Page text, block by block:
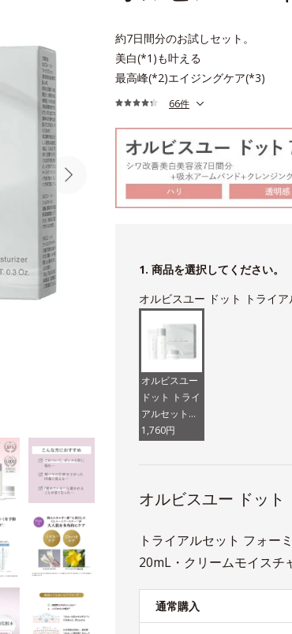
約7日間分のお試しセット。
美白(*1)も叶える
最高峰(*2)エイジングケア(*3)
66件
1. 商品を選択してください。
オルビスユー ドット トライ
オルビスユー
ドット トライ
アルセット
（医薬部外
1,760円
オルビスユー ドッ
トライアルセット フォー
20mL・クリームモイスチ
通常購入